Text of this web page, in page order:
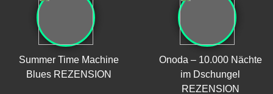
Summer Time Machine
Blues REZENSION
Onoda – 10.000 Nächte
im Dschungel
REZENSION